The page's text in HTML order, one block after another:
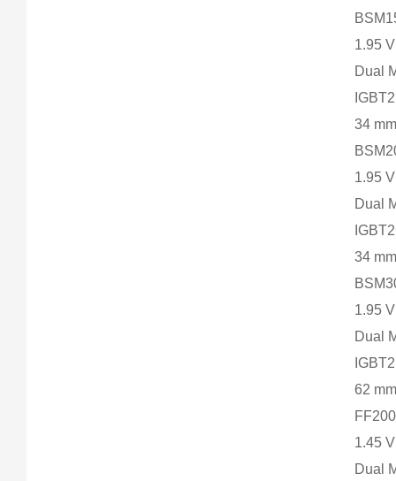
1.95
Dual
34
1.95
Dual
34
1.95
Dual
62
1.45
Dual